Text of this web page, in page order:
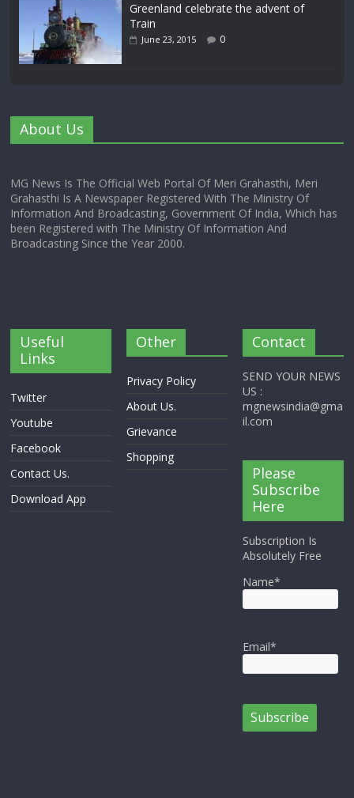
Greenland celebrate the advent of
Train
June 23, 2015 0
About Us
MG News Is The Official Web Portal Of Meri Grahasthi, Meri
Grahasthi Is A Newspaper Registered With The Ministry Of
Information And Broadcasting, Government Of India, Which has
been Registered with The Ministry Of Information And
Broadcasting Since the Year 2000.
Useful
Links
Twitter
Youtube
Facebook
Contact Us.
Download App
Other
Privacy Policy
About Us.
Grievance
Shopping
Contact
SEND YOUR NEWS
US :
mgnewsindia@gma
il.com
Please
Subscribe
Here
Subscription Is
Absolutely Free
Name*
Email*